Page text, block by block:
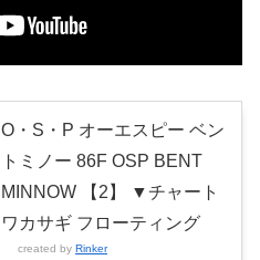
O・S・P オーエスピー ベン
トミノー 86F OSP BENT
MINNOW 【2】 ▼チャート
ワカサギ フローティング
created by Rinker